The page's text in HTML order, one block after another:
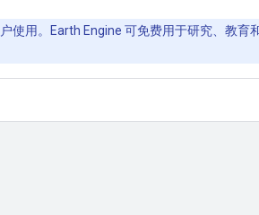
使用。Earth Engine 可免费用于研究、教育